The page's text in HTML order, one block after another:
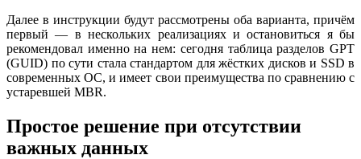
Далее в инструкции будут рассмотрены оба варианта, причём
первый — в нескольких реализациях и остановиться я бы
рекомендовал именно на нем: сегодня таблица разделов GPT
(GUID) по сути стала стандартом для жёстких дисков и SSD в
современных ОС, и имеет свои преимущества по сравнению с
устаревшей MBR.
Простое решение при отсутствии
важных данных